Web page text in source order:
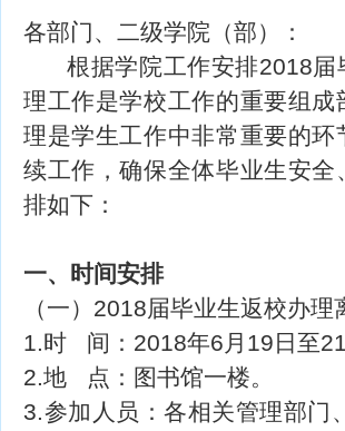
各部门、二级学院（部）：
根据学院工作安排2018届
理工作是学校工作的重要组
理是学生工作中非常重要的
续工作，确保全体毕业生安
排如下：
一、时间安排
（一）2018届毕业生返校办理
1.时 间：2018年6月19日至21
2.地 点：图书馆一楼。
3.参加人员：各相关管理部门